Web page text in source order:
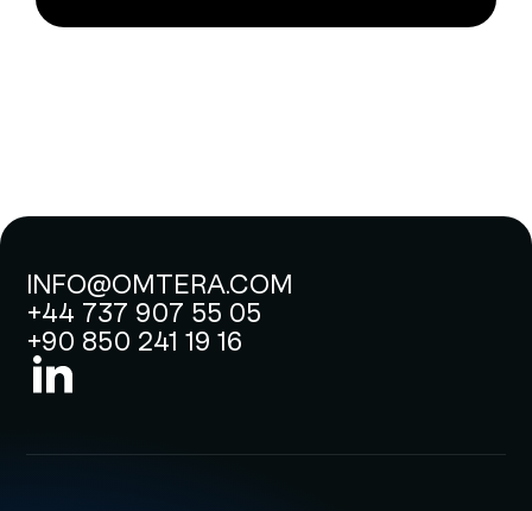
INFO@OMTERA.COM
+44 737 907 55 05
+90 850 241 19 16